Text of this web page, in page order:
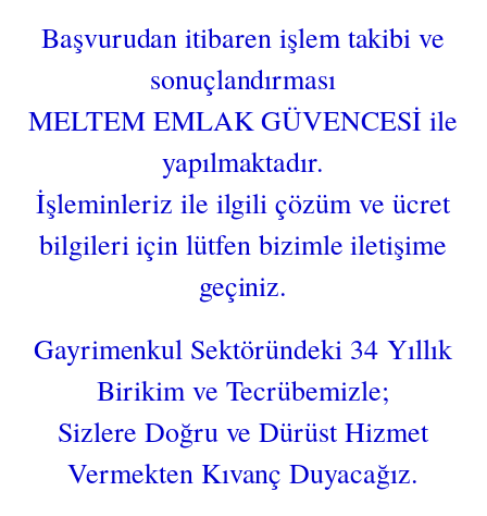
Başvurudan itibaren işlem takibi ve
sonuçlandırması
MELTEM EMLAK GÜVENCESİ ile
yapılmaktadır.
İşleminleriz ile ilgili çözüm ve ücret
bilgileri için lütfen bizimle iletişime
geçiniz.
Gayrimenkul Sektöründeki 34 Yıllık
Birikim ve Tecrübemizle;
Sizlere Doğru ve Dürüst Hizmet
Vermekten Kıvanç Duyacağız.